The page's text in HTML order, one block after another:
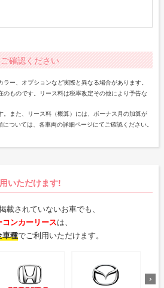
ご確認ください
ー、オプションなど実際と異なる場合があります。
ものです。リース料は税率改定その他により予告な
。また、リース料（概算）には、ボーナス月の加算が
ついては、各車両の詳細ページにてご確認ください。
いただけます!
載されていないお車でも、
コンカーリースは、
車種でご利用いただけます。